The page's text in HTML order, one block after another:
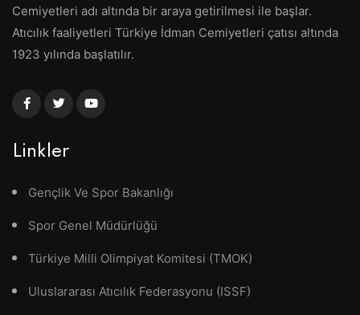
Cemiyetleri adı altında bir araya getirilmesi ile başlar.
Atıcılık faaliyetleri Türkiye İdman Cemiyetleri çatısı altında
1923 yılında başlatılır.
Linkler
Gençlik Ve Spor Bakanlığı
Spor Genel Müdürlüğü
Türkiye Milli Olimpiyat Komitesi (TMOK)
Uluslararası Atıcılık Federasyonu (ISSF)